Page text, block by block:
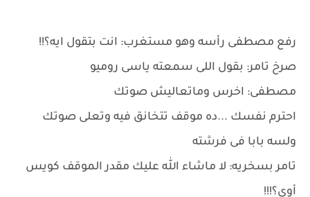
رفع مصطفى رأسه وهو مستغرب: انت بتقول ايه؟!!
صرخ تامر: بقول اللى سمعته ياسى روميو
مصطفى: اخرس وماتعاليش صوتك
احترم نفسك ...ده موقف تتخانق فيه وتعلى صوتك
ولسه بابا فى فرشته
تامر بسخريه: لا ماشاء الله عليك مقدر الموقف كويس
أوى؟!!!